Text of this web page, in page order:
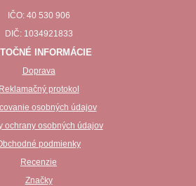
IČO: 40 530 906
DIČ: 1034921833
INFORMÁCIE
Doprava
Reklamačný protokol
osobných údajov
ochrany osobných údajov
podmienky
Recenzie
Značky